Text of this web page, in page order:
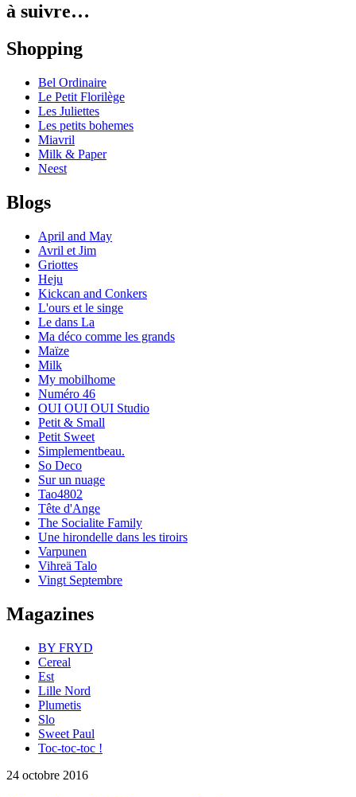
à suivre…
Shopping
Bel Ordinaire
Le Petit Florilège
Les Juliettes
Les petits bohemes
Miavril
Milk & Paper
Neest
Blogs
April and May
Avril et Jim
Griottes
Heju
Kickcan and Conkers
L'ours et le singe
Le dans La
Ma déco comme les grands
Maïze
Milk
My mobilhome
Numéro 46
OUI OUI OUI Studio
Petit & Small
Petit Sweet
Simplementbeau.
So Deco
Sur un nuage
Tao4802
Tête d'Ange
The Socialite Family
Une hirondelle dans les tiroirs
Varpunen
Vihreä Talo
Vingt Septembre
Magazines
BY FRYD
Cereal
Est
Lille Nord
Plumetis
Slo
Sweet Paul
Toc-toc-toc !
24 octobre 2016